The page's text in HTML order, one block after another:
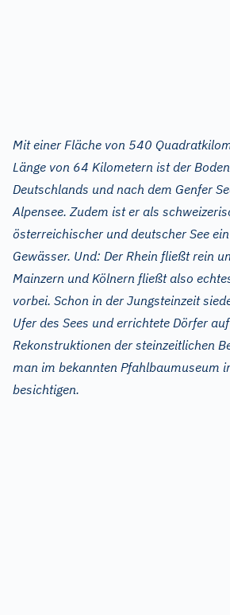
Mit einer Fläche von 540
Länge von 64 Kilometern ist der
Deutschlands und nach dem Genfer
Alpensee. Zudem ist er als
österreichischer und deutscher See
Gewässer. Und: Der Rhein fließt rein
Mainzern und Kölnern fließt also
vorbei. Schon in der Jungsteinzeit
Ufer des Sees und errichtete Dörfer
Rekonstruktionen der steinzeitlichen
man im bekannten Pfahlbaumuseum
besichtigen.